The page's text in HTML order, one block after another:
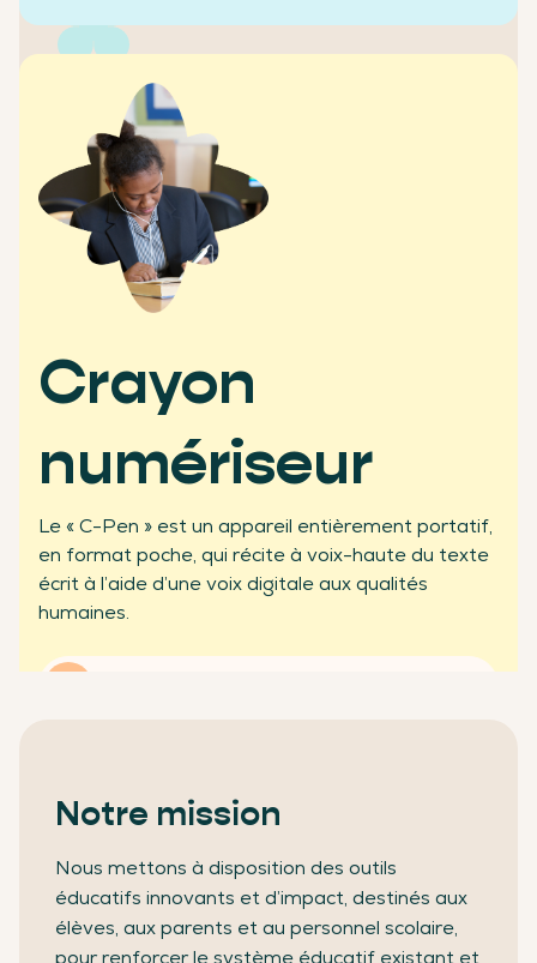
Crayon
numériseur
Le « C-Pen » est un appareil entièrement portatif,
en format poche, qui récite à voix-haute du texte
écrit à l’aide d’une voix digitale aux qualités
humaines.
+2500
écoles clientes
+450
partenaires professionnels
Notre mission
Nous mettons à disposition des outils
éducatifs innovants et d’impact, destinés aux
élèves, aux parents et au personnel scolaire,
pour renforcer le système éducatif existant et